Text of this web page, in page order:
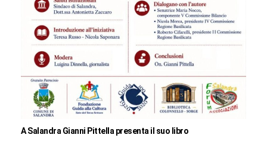
A Salandra Gianni Pittella presenta il suo libro